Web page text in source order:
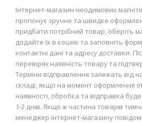
Інтернет-магазин неодимових
пропонує зручне та швидке
придбати потрібний товар, оберіть
додайте їх в кошик та заповніть
контактні дані та адресу доставки.
перевіряє наявність товару та
Терміни відправлення залежать від
складі, якщо на момент оформлення
наявності, обробка та відправка
1-2 днів. Якщо ж частина товарів
менеджер інтернет-магазину